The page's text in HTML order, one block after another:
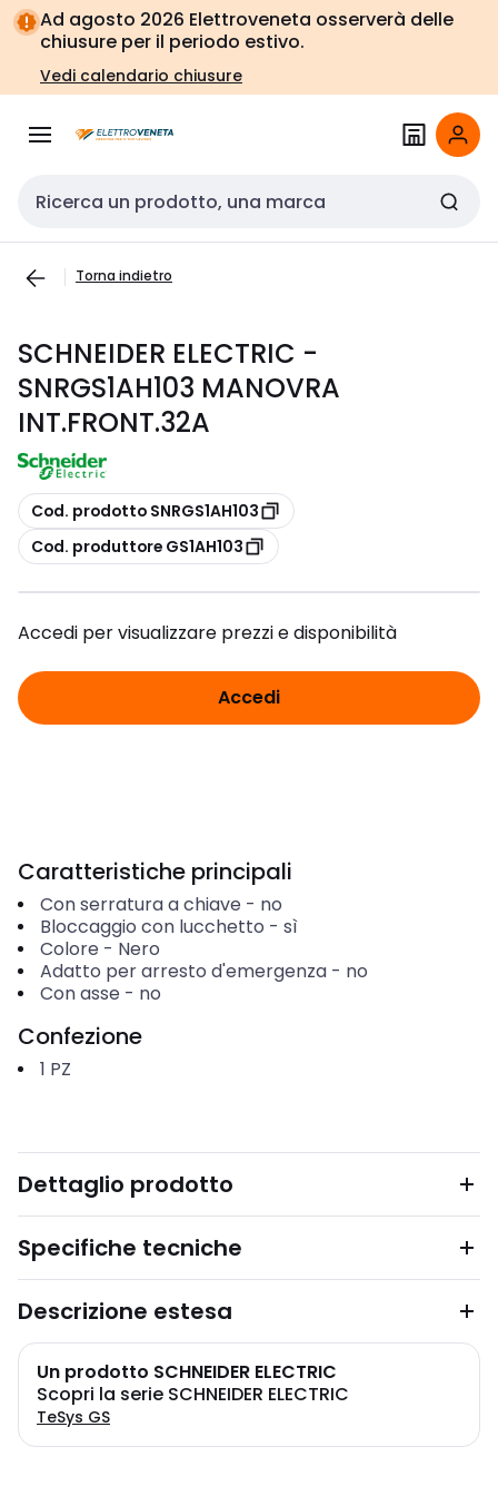
Vai alla
navigazione
Vai
alla
pagina
Ad agosto 2026 Elettroveneta osserverà delle
chiusure per il periodo estivo.
Vedi calendario chiusure
Cerca input
Torna indietro
SCHNEIDER ELECTRIC -
SNRGS1AH103 MANOVRA
INT.FRONT.32A
copia
Cod. prodotto SNRGS1AH103
copia
Cod. produttore GS1AH103
Accedi per visualizzare prezzi e disponibilità
Accedi
Caratteristiche principali
Con serratura a chiave - no
Bloccaggio con lucchetto - sì
Colore - Nero
Adatto per arresto d'emergenza- no
Con asse - no
Confezione
1 PZ
Dettaglio prodotto
Specifiche tecniche
Descrizione estesa
Un prodotto SCHNEIDER ELECTRIC
Scopri la serie SCHNEIDER ELECTRIC
TeSys GS